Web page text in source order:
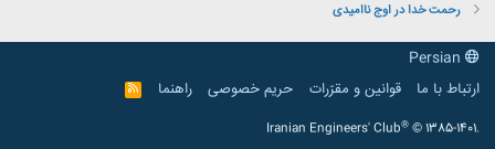
رحمت خدا در اوج ناامیدی
ارتباط با ما
قوانین و مقرّرات حریم خصوصی راهنما
R
S
Iranian Engineers' Club® © 1385-1401.